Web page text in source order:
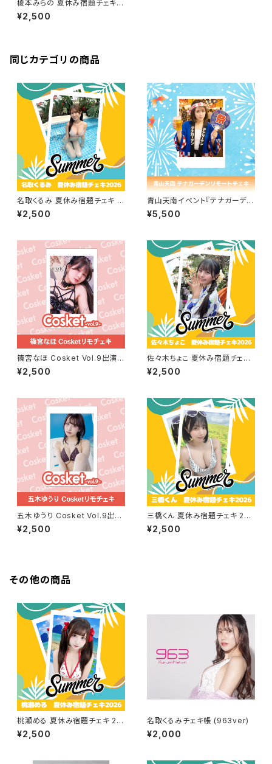
榎本みらの 夏休み宿題チェキ 2
026
¥2,500
同じカテゴリの商品
名取くるみ 夏休み宿題チェキ 2
026
¥2,500
青山天南イベント『テナガーデ
ン』リモートチェキセット
¥5,500
篠宮なほ Cosket Vol.9出演記
念リモチェキ
¥2,500
佐々木ちょこ 夏休み宿題チェキ
2026
¥2,500
五木ゆうり Cosket Vol.9出演
記念リモチェキ
¥2,500
三橋くん 夏休み宿題チェキ 202
6
¥2,500
その他の商品
桃瀬める 夏休み宿題チェキ 20
26
¥2,500
名取くるみチェキ帳 (963ver)
¥2,000